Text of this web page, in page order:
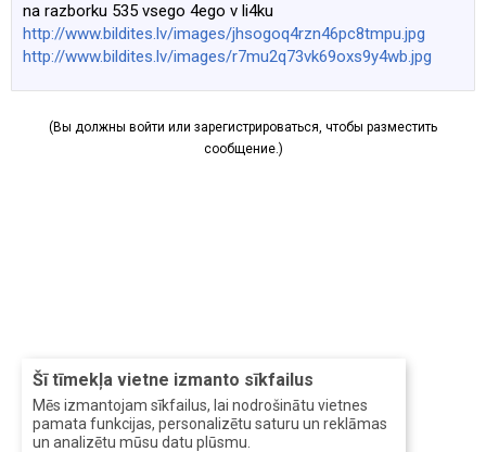
Šī tīmekļa vietne izmanto sīkfailus
Mēs izmantojam sīkfailus, lai nodrošinātu vietnes
pamata funkcijas, personalizētu saturu un reklāmas
un analizētu mūsu datu plūsmu.
na razborku 535 vsego 4ego v li4ku
http://www.bildites.lv/images/jhsogoq4rzn46pc8tmpu.jpg
http://www.bildites.lv/images/r7mu2q73vk69oxs9y4wb.jpg
(Вы должны войти или зарегистрироваться, чтобы разместить
сообщение.)